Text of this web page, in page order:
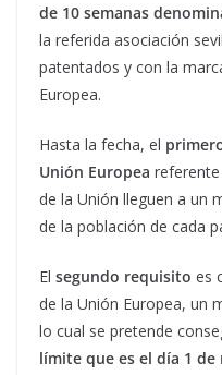
de 10 semanas
la referida asociación
patentados y con la
Europea.
Hasta la fecha, el
Unión Europea
de la Unión lleguen a un
de la población de cada
El segundo requisito es
de la Unión Europea, un
lo cual se pretende
límite que es el día 1